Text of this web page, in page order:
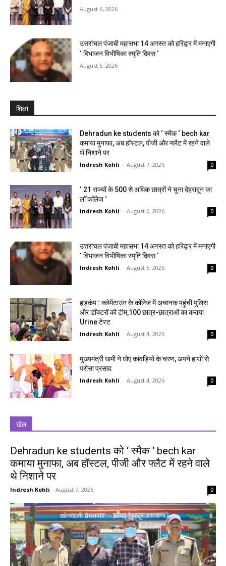
August 6, 2026
उत्तरांचल पंजाबी महासभा 14 अगस्त को हरिद्वार में मनाएगी
‘ विभाजन विभीषिका स्मृति दिवस ‘
August 5, 2026
शिक्षा
Dehradun ke students को ‘ स्मैक ‘ bech kar
कमाया मुनाफा, अब हॉस्टल, पीजी और फ्लैट में रहने वाले
थे निशाने पर
Indresh Kohli - August 7, 2026 0
‘ 21 राज्यों के 500 से अधिक छात्रों ने चुना देहरादून का
लाॅ काॅलेज ‘
Indresh Kohli - August 6, 2026 0
उत्तरांचल पंजाबी महासभा 14 अगस्त को हरिद्वार में मनाएगी
‘ विभाजन विभीषिका स्मृति दिवस ‘
Indresh Kohli - August 5, 2026 0
हड़कंप : क्लेमेंटाउन के कॉलेज में अचानक पहुंची पुलिस
और डॉक्टरों की टीम,100 छात्र-छात्राओं का कराया
Urine टेस्ट
Indresh Kohli - August 4, 2026 0
मुख्यमंत्री धामी ने धोए कांवड़ियों के चरण, अपने हाथों से
परोसा प्रसाद
Indresh Kohli - August 4, 2026 0
खेल
Dehradun ke students को ‘ स्मैक ‘ bech kar
कमाया मुनाफा, अब हॉस्टल, पीजी और फ्लैट में रहने वाले
थे निशाने पर
Indresh Kohli - August 7, 2026 0